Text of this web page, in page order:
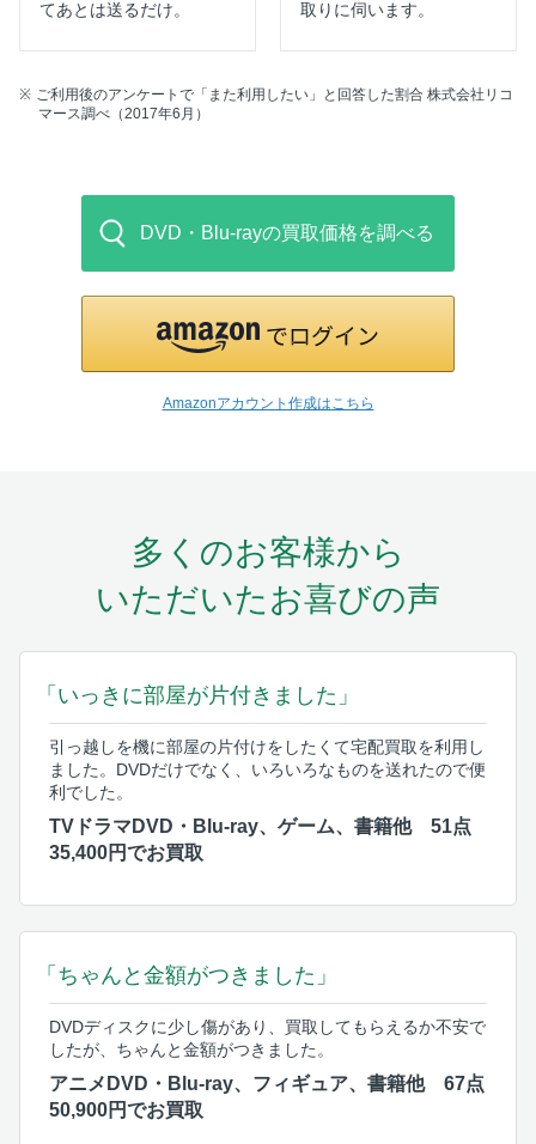
てあとは送るだけ。 取りに伺います。
ご利用後のアンケートで「また利用したい」と回答した割合 株式会社リコ
マース調べ（2017年6月）
DVD・Blu-rayの買取価格を調べる
Amazonアカウント作成はこちら
多くのお客様から
いただいたお喜びの声
「いっきに部屋が片付きました」
引っ越しを機に部屋の片付けをしたくて宅配買取を利用し
ました。DVDだけでなく、いろいろなものを送れたので便
利でした。
TVドラマDVD・Blu-ray、ゲーム、書籍他 51点
35,400円でお買取
「ちゃんと金額がつきました」
DVDディスクに少し傷があり、買取してもらえるか不安で
したが、ちゃんと金額がつきました。
アニメDVD・Blu-ray、フィギュア、書籍他 67点
50,900円でお買取